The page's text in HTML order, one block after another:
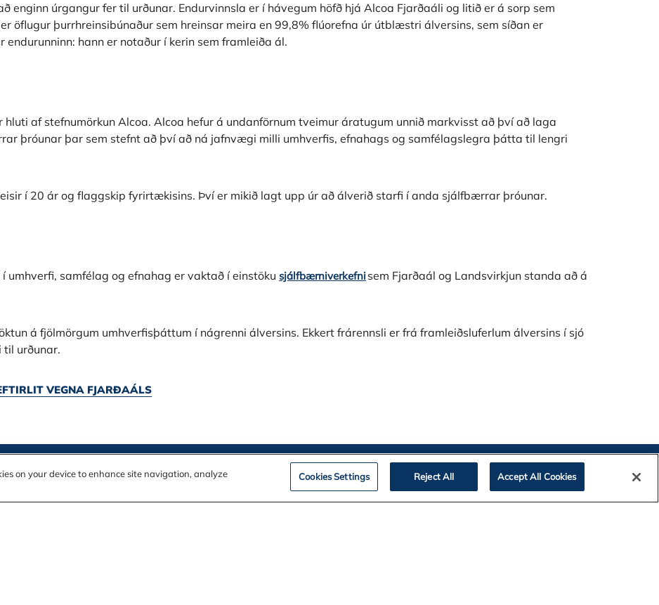
enginn úrgangur fer til urðunar. Endurvinnsla er í hávegum höfð hjá Alcoa Fjarðaáli og litið er á sorp sem
öflugur þurrhreinsibúnaður sem hreinsar meira en 99,8% flúorefna úr útblæstri álversins, sem síðan er
hann er notaður í kerin sem framleiða ál.
af stefnumörkun Alcoa. Alcoa hefur á undanförnum tveimur áratugum unnið markvisst að því að laga
þróunar þar sem stefnt að því að ná jafnvægi milli umhverfis, efnahags og samfélagslegra þátta til lengri
í 20 ár og flaggskip fyrirtækisins. Því er mikið lagt upp úr að álverið starfi í anda sjálfbærrar þróunar.
samfélag og efnahag er vaktað í einstökusjálfbærniverkefnisem Fjarðaál og Landsvirkjun standa að á
á fjölmörgum umhverfisþáttum í nágrenni álversins. Ekkert frárennsli er frá framleiðsluferlum álversins í sjó
til urðunar.
VEGNA FJARÐAÁLS
on your device to enhance site navigation, analyze
Cookies Settings Reject All Accept All Cookies